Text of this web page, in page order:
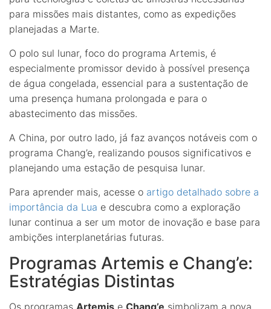
para missões mais distantes, como as expedições
planejadas a Marte.
O polo sul lunar, foco do programa Artemis, é
especialmente promissor devido à possível presença
de água congelada, essencial para a sustentação de
uma presença humana prolongada e para o
abastecimento das missões.
A China, por outro lado, já faz avanços notáveis com o
programa Chang’e, realizando pousos significativos e
planejando uma estação de pesquisa lunar.
Para aprender mais, acesse o artigo detalhado sobre a
importância da Lua e descubra como a exploração
lunar continua a ser um motor de inovação e base para
ambições interplanetárias futuras.
Programas Artemis e Chang’e:
Estratégias Distintas
Os programas Artemis e Chang’e simbolizam a nova